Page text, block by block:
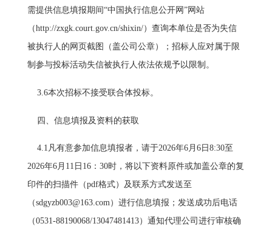
需提供信息填报期间“中国执行信息公开网”网站
（http://zxgk.court.gov.cn/shixin/）查询本单位是否为失信
被执行人的网页截图（盖公司公章）；招标人应对属于限
制参与投标活动失信被执行人依法依规予以限制。
3.6本次招标不接受联合体投标。
四、信息填报及资料的获取
4.1凡有意参加信息填报者，请于2026年6月6日8:30至
2026年6月11日16：30时，将以下资料原件或加盖公章的复
印件的扫描件（pdf格式）及联系方式发送至
（sdgyzb003@163.com）进行信息填报；发送成功后电话
（0531-88190068/13047481413）通知代理公司进行审核确